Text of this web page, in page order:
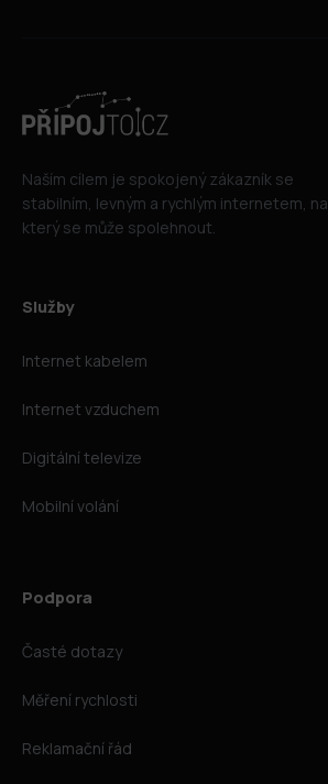
Naším cílem je spokojený zákazník se
stabilním, levným a rychlým internetem, na
který se může spolehnout.
Služby
Internet kabelem
Internet vzduchem
Digitální televize
Mobilní volání
Podpora
Časté dotazy
Měření rychlosti
Reklamační řád